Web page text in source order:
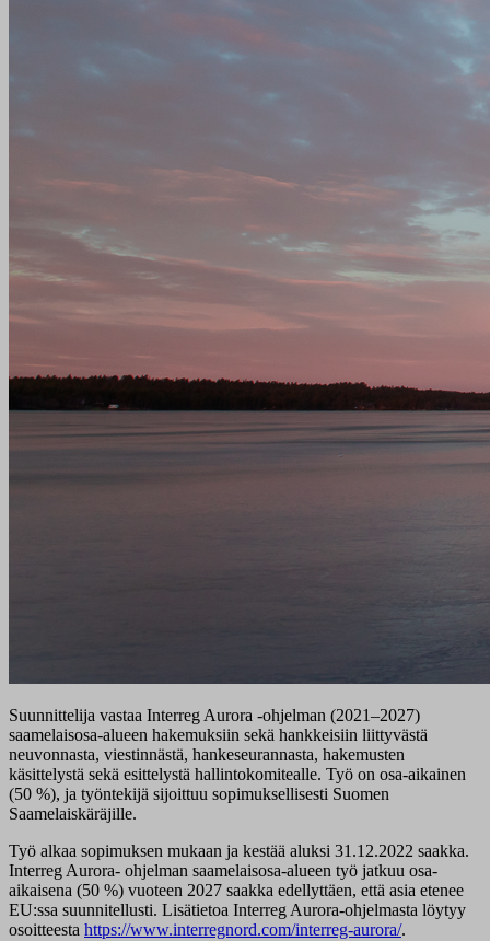
Suunnittelija vastaa Interreg Aurora -ohjelman (2021–2027)
saamelaisosa-alueen hakemuksiin sekä hankkeisiin liittyvästä
neuvonnasta, viestinnästä, hankeseurannasta, hakemusten
käsittelystä sekä esittelystä hallintokomitealle. Työ on osa-aikainen
(50 %), ja työntekijä sijoittuu sopimuksellisesti Suomen
Saamelaiskäräjille.
Työ alkaa sopimuksen mukaan ja kestää aluksi 31.12.2022 saakka.
Interreg Aurora- ohjelman saamelaisosa-alueen työ jatkuu osa-
aikaisena (50 %) vuoteen 2027 saakka edellyttäen, että asia etenee
EU:ssa suunnitellusti. Lisätietoa Interreg Aurora-ohjelmasta löytyy
osoitteesta https://www.interregnord.com/interreg-aurora/.